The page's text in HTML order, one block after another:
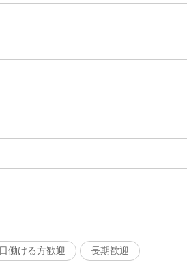
働ける方歓迎 長期歓迎